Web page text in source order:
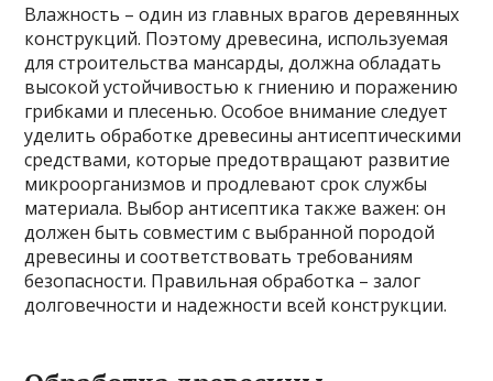
Влажность – один из главных врагов деревянных
конструкций. Поэтому древесина, используемая
для строительства мансарды, должна обладать
высокой устойчивостью к гниению и поражению
грибками и плесенью. Особое внимание следует
уделить обработке древесины антисептическими
средствами, которые предотвращают развитие
микроорганизмов и продлевают срок службы
материала. Выбор антисептика также важен: он
должен быть совместим с выбранной породой
древесины и соответствовать требованиям
безопасности. Правильная обработка – залог
долговечности и надежности всей конструкции.